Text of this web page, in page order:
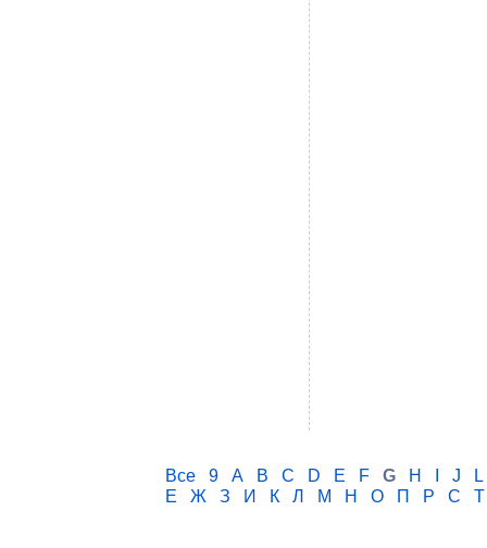
Все 9 A B C D E F G H J
L
Е
Ж З И К Л М Н О П Р С Т